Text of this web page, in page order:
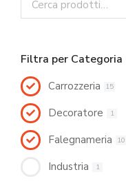
Filtra per Categoria
Carrozzeria 15
Decoratore 1
Falegnameria 10
Industria 1